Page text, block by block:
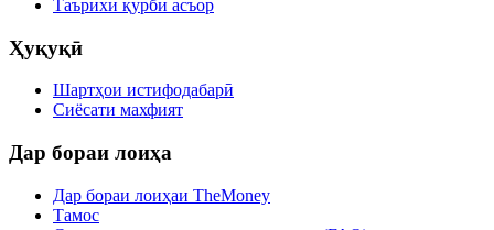
Таърихи қурби асъор
Ҳуқуқӣ
Шартҳои истифодабарӣ
Сиёсати махфият
Дар бораи лоиҳа
Дар бораи лоиҳаи TheMoney
Тамос